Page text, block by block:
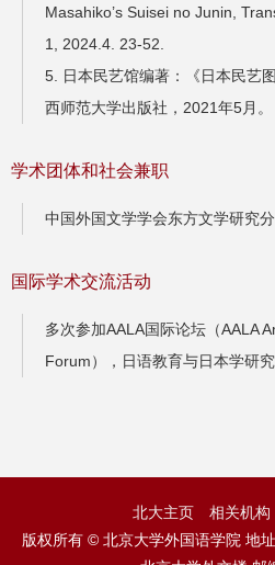
Masahiko’s Suisei no Junin,
1, 2024.4. 23-52.
5. ⽇本⺠艺馆编著：《⽇本⺠艺
⻄师范⼤学出版社，2021年5⽉。
学术团体和社会兼职
中国外国文学学会东方文学研究
国际学术交流活动
多次参加AALA国际论坛（AALA
Forum），⽇语教育与⽇本学研
北大主页 相关机构
版权所有 © 北京大学外国语学院 地